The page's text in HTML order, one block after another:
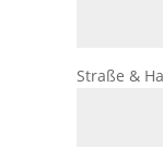
Straße &